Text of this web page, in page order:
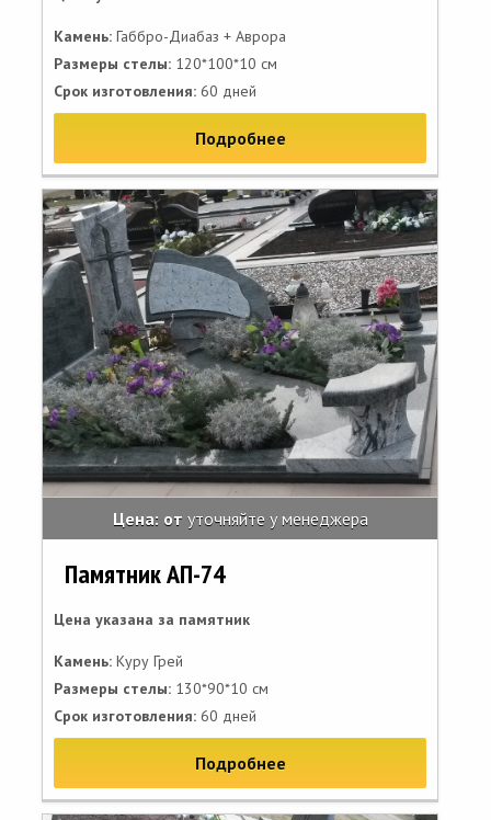
Камень: Габбро-Диабаз + Аврора
Размеры стелы: 120*100*10 см
Срок изготовления: 60 дней
Подробнее
Цена: от уточняйте у менеджера
Памятник АП-74
Цена указана за памятник
Камень: Куру Грей
Размеры стелы: 130*90*10 см
Срок изготовления: 60 дней
Подробнее